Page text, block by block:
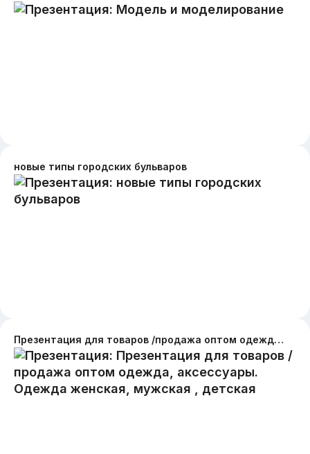
новые типы городских бульваров
Презентация для товаров /продажа оптом одежда, аксессуары. Одежда женская, мужская , детская